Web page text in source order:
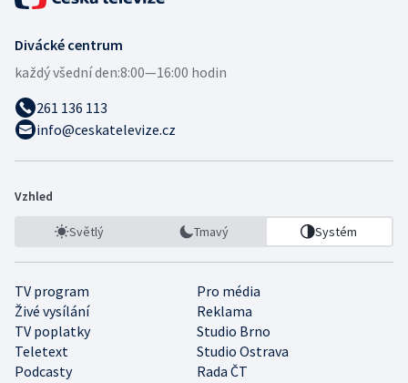
Divácké centrum
každý všední den:8:00—16:00 hodin
261 136 113
info@ceskatelevize.cz
Vzhled
Světlý Tmavý Systém
TV program
Pro média
Živé vysílání
Reklama
TV poplatky
Studio Brno
Teletext
Studio Ostrava
Podcasty
Rada ČT